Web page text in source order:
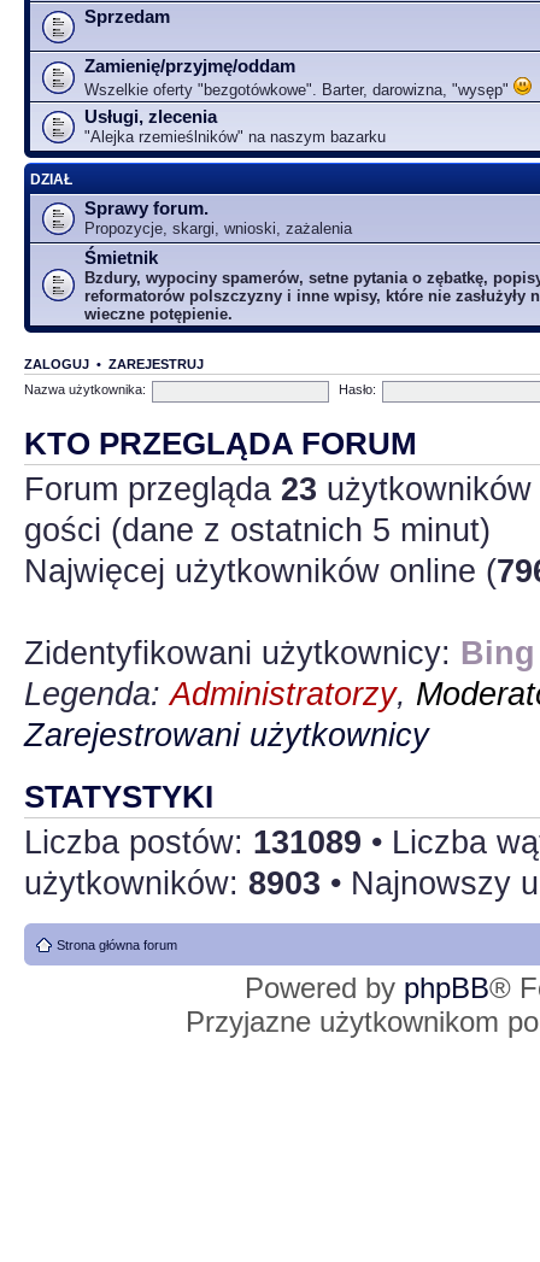
Sprzedam
Zamienię/przyjmę/oddam
Wszelkie oferty "bezgotówkowe". Barter, darowizna, "wysęp"
Usługi, zlecenia
"Alejka rzemieślników" na naszym bazarku
DZIAŁ
Sprawy forum.
Propozycje, skargi, wnioski, zażalenia
Śmietnik
Bzdury, wypociny spamerów, setne pytania o zębatkę,
reformatorów polszczyzny i inne wpisy, które nie zasłużyły
wieczne potępienie.
ZALOGUJ • ZAREJESTRUJ
Nazwa użytkownika:
Hasło:
KTO PRZEGLĄDA FORUM
Forum przegląda 23
gości (dane z ostatnich 5 minut)
Najwięcej użytkowników online (
Zidentyfikowani użytkownicy:
Legenda:Administratorzy,
Zarejestrowani użytkownicy
STATYSTYKI
Liczba postów: 131089 • Liczba
użytkowników: 8903 • Najnowszy
Strona główna forum
Powered by phpBB®
Przyjazne użytkownikom